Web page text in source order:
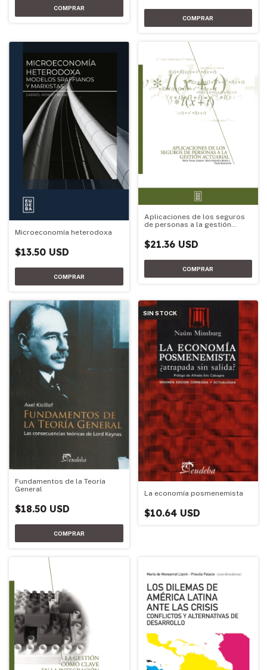
Microeconomía heterodoxa
$13.50 USD
Aplicaciones de los seguros
de personas a la gestión
$21.36 USD
Fundamentos de la Teoría
General
$18.50 USD
SIN STOCK
La economía posmenemista
$10.64 USD